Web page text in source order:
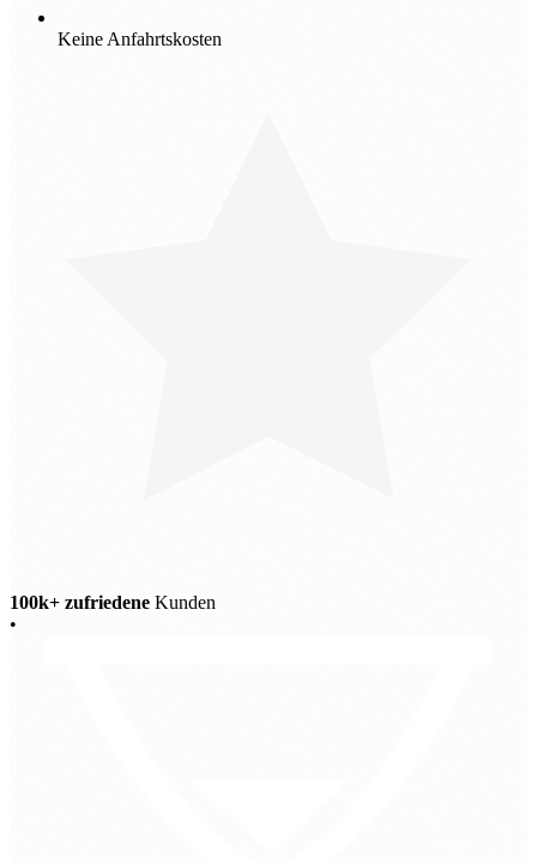
Keine Anfahrtskosten
100k+ zufriedene Kunden
•